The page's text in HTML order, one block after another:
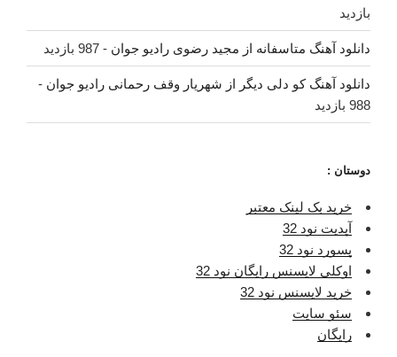
بازدید
دانلود آهنگ متاسفانه از مجید رضوی رادیو جوان - 987 بازدید
دانلود آهنگ کو دلی دیگر از شهریار وقف رحمانی رادیو جوان -
988 بازدید
دوستان :
خرید بک لینک معتبر
آپدیت نود 32
پسورد نود 32
اوکلی لایسنس رایگان نود 32
خرید لایسنس نود 32
سئو سایت
رایگان